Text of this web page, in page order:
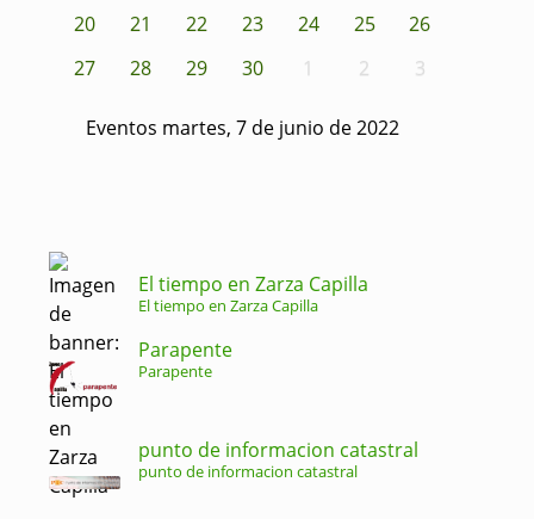
20
21 22 23 24 25
26
27
28 29 30 1 2 3
Eventos martes, 7 de junio de 2022
El tiempo en Zarza Capilla
El tiempo en Zarza Capilla
Parapente
Parapente
punto de informacion catastral
punto de informacion catastral